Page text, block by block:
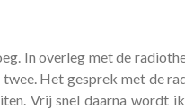
In overleg met de
Het gesprek met de
Vrij snel daarna wordt